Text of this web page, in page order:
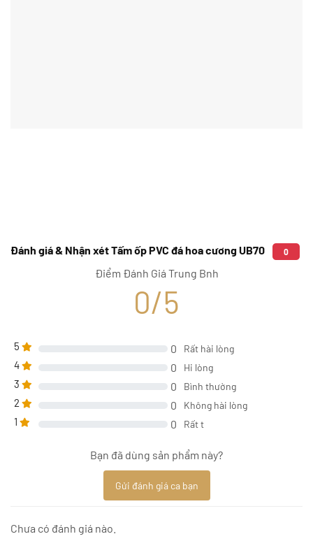
Đánh giá & Nhận xét Tấm ốp PVC đá hoa cương UB70 0
Điểm Đánh Giá Trung Bnh
0/5
5 0 Rất hài lòng
4 0 Hi lòng
3 0 Bình thường
2 0 Không hài lòng
1 0 Rất t
Bạn đã dùng sản phẩm này?
Gửi đánh giá ca bạn
Chưa có đánh giá nào.